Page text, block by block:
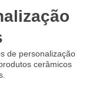
de personalização
cerâmicos